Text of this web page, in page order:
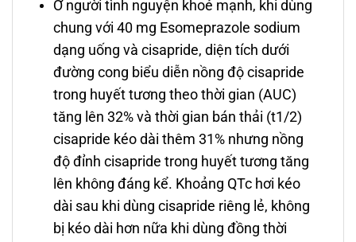
Ở người tình nguyện khoẻ mạnh, khi dùng
chung với 40 mg Esomeprazole sodium
dạng uống và cisapride, diện tích dưới
đường cong biểu diễn nồng độ cisapride
trong huyết tương theo thời gian (AUC)
tăng lên 32% và thời gian bán thải (t1/2)
cisapride kéo dài thêm 31% nhưng nồng
độ đỉnh cisapride trong huyết tương tăng
lên không đáng kể. Khoảng QTc hơi kéo
dài sau khi dùng cisapride riêng lẻ, không
bị kéo dài hơn nữa khi dùng đồng thời